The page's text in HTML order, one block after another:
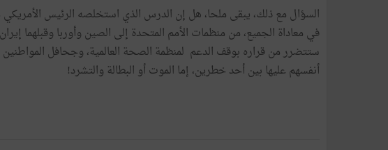
السؤال مع ذلك، يبقى ملحا، هل إن الدرس الذي استخلصه الرئيس
في معاداة الجميع، من منظمات الأمم المتحدة إلى الصين وأوربا وقبلهما
ستتضرر من قراره بوقف الدعم لمنظمة الصحة العالمية، وجحافل المواطنين
أنفسهم عليها بين أحد خطرين، إما الموت أو البطالة والتشرد!